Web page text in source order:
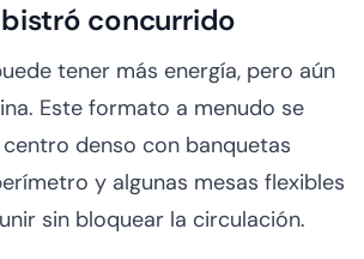
concurrido
tener más energía, pero aún
Este formato a menudo se
denso con banquetas
y algunas mesas flexibles
sin bloquear la circulación.